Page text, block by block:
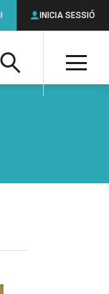
Cerca
INICIA SESSIÓ